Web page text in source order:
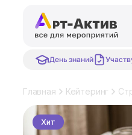
День знаний
Главная Кейтеринг
Хит